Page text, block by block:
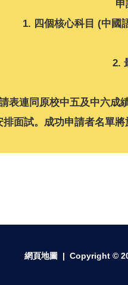
申
1. 四個核心科目 (中國
2.
表連同原校中五及中六成
排面試。成功申請者名單
網頁地圖 | Copyright ©